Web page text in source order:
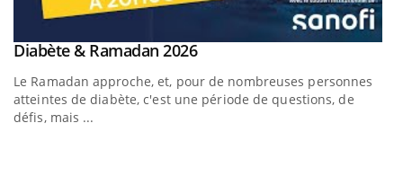
Youtube
Diabète & Ramadan 2026Youtube
Le Ramadan approche, et, pour de nombreuses personnes
atteintes de diabète, c'est une période de questions, de
défis, mais ...